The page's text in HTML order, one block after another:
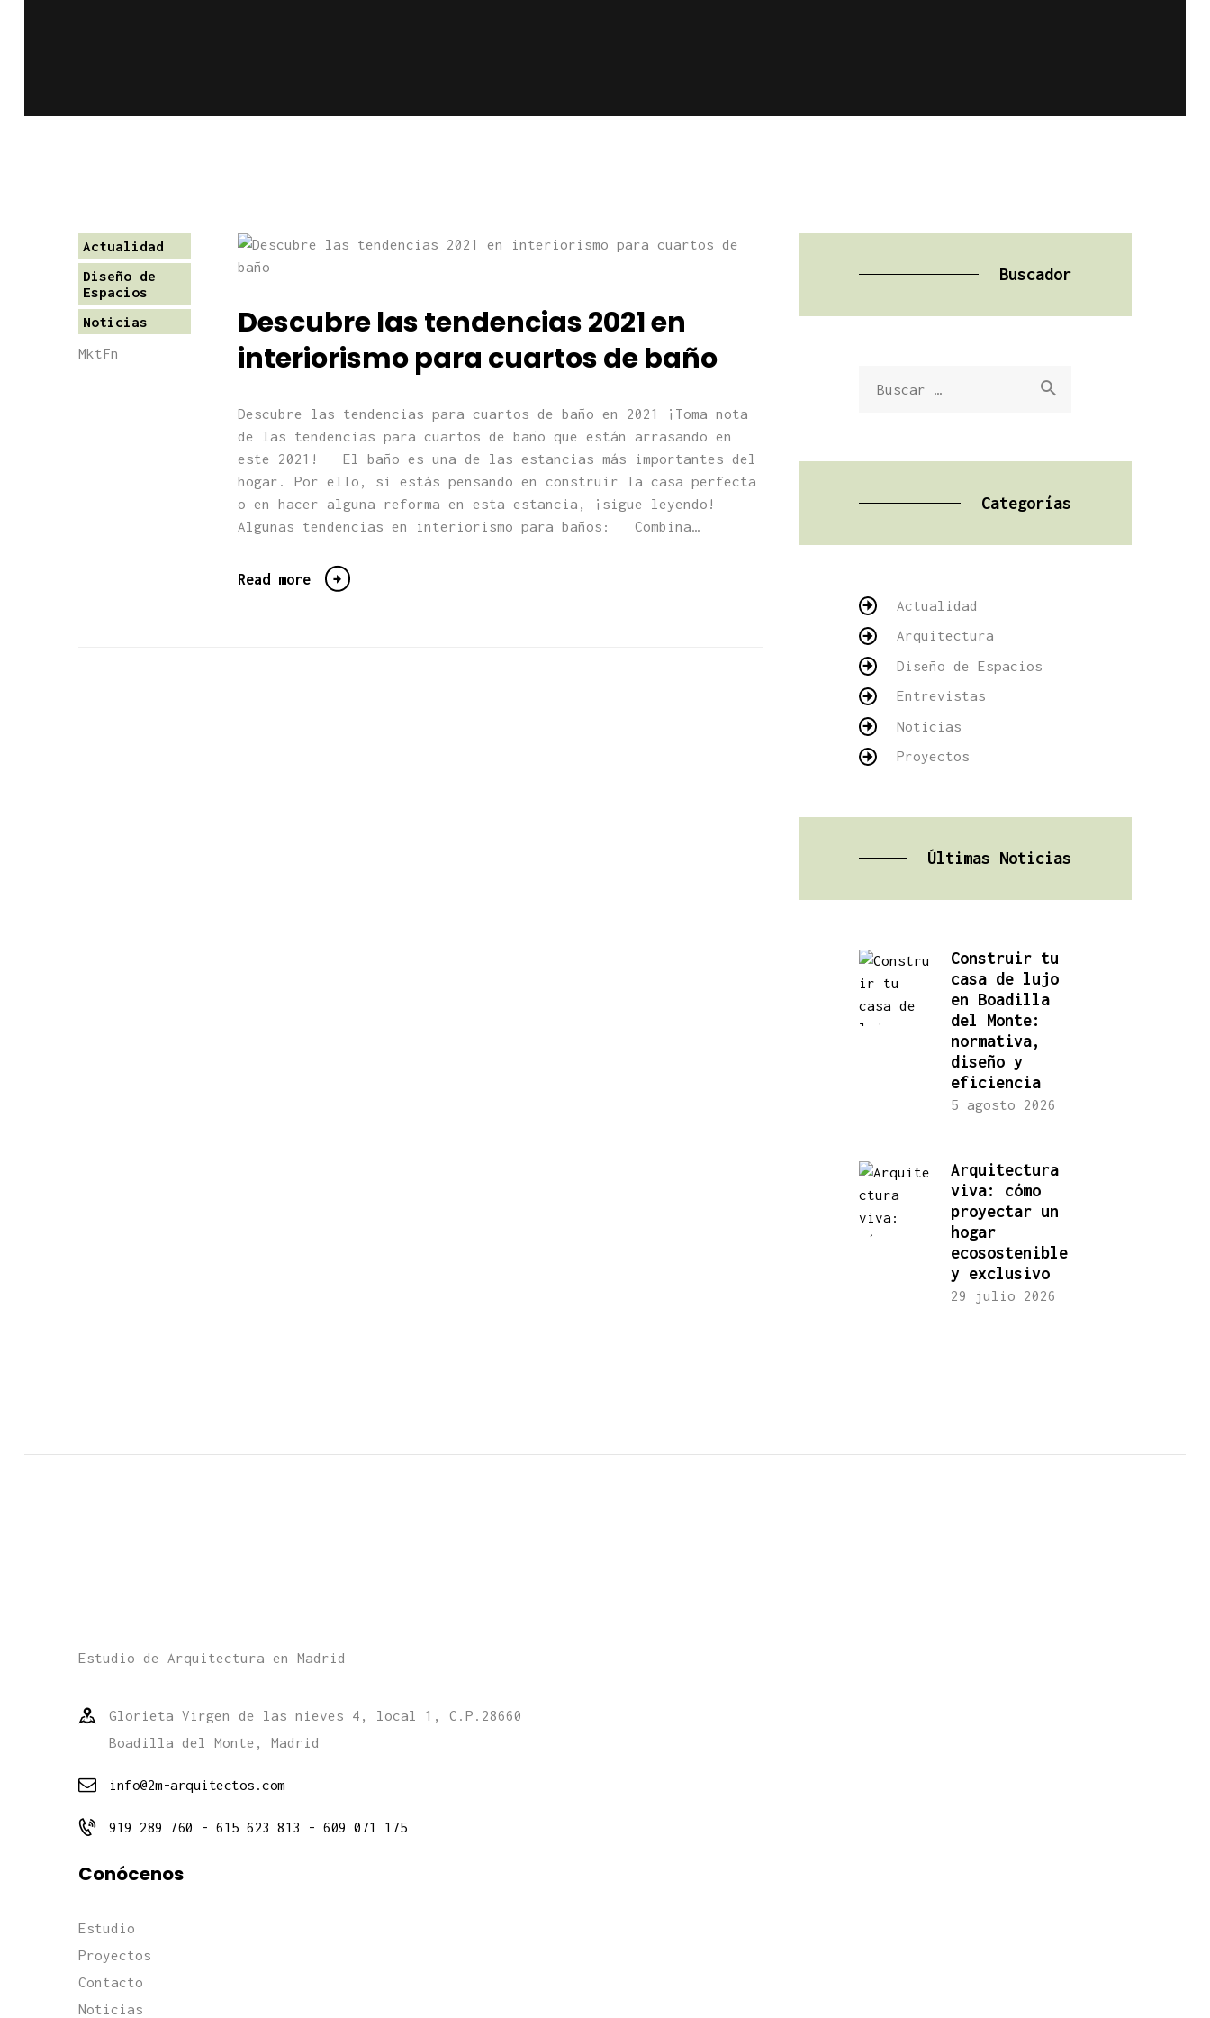
Actualidad
Diseño de
Espacios
Noticias
MktFn
Descubre las tendencias 2021 en
interiorismo para cuartos de baño
Descubre las tendencias para cuartos de baño en 2021 ¡Toma nota
de las tendencias para cuartos de baño que están arrasando en
este 2021! El baño es una de las estancias más importantes del
hogar. Por ello, si estás pensando en construir la casa perfecta
o en hacer alguna reforma en esta estancia, ¡sigue leyendo!
Algunas tendencias en interiorismo para baños: Combina…
Read more
Buscador
Categorías
Actualidad
Arquitectura
Diseño de Espacios
Entrevistas
Noticias
Proyectos
Últimas Noticias
Construir tu
casa de lujo
en Boadilla
del Monte:
normativa,
diseño y
eficiencia
5 agosto 2026
Arquitectura
viva: cómo
proyectar un
hogar
ecosostenible
y exclusivo
29 julio 2026
Estudio de Arquitectura en Madrid
Glorieta Virgen de las nieves 4, local 1, C.P.28660
Boadilla del Monte, Madrid
info@2m-arquitectos.com
919 289 760 - 615 623 813 - 609 071 175
Conócenos
Estudio
Proyectos
Contacto
Noticias